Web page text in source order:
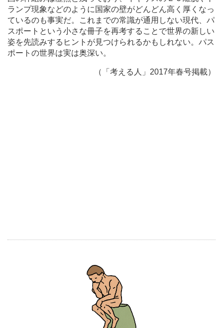
ランプ現象などのように国家の壁がどんどん高く厚くなっ
ているのも事実だ。これまでの常識が通用しない現代、パ
スポートという小さな冊子を再考することで世界の新しい
姿を先読みするヒントが見つけられるかもしれない。パス
ポートの世界は実は奥深い。
（「考える人」2017年春号掲載）